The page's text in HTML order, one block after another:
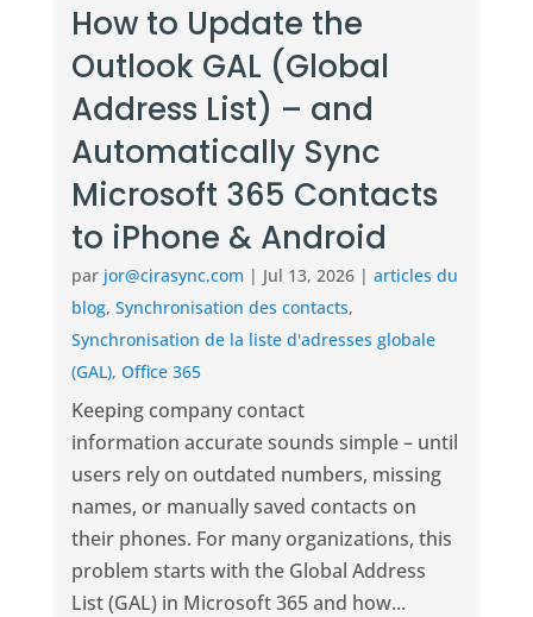
How to Update the
Outlook GAL (Global
Address List) – and
Automatically Sync
Microsoft 365 Contacts
to iPhone & Android
par jor@cirasync.com | Jul 13, 2026| articles du
blog, Synchronisation des contacts,
Synchronisation de la liste d'adresses globale
(GAL), Office 365
Keeping company contact
information accurate sounds simple – until
users rely on outdated numbers, missing
names, or manually saved contacts on
their phones. For many organizations, this
problem starts with the Global Address
List (GAL) in Microsoft 365 and how...